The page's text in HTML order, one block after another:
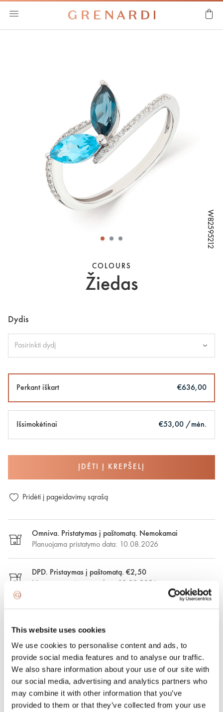
This website uses cookies
We use cookies to personalise content and ads, to
provide social media features and to analyse our traffic.
We also share information about your use of our site with
our social media, advertising and analytics partners who
may combine it with other information that you’ve
provided to them or that they’ve collected from your use
W82595212
W82595212
W82595212
W82595212
W82595212
COLOURS
Žiedas
Dydis
Pasirinkti dydį
Perkant iškart €636,00
Išsimokėtinai €53,00 /mėn.
ĮDĖTI Į KREPŠELĮ
Pridėti į pageidavimų sąrašą
Omniva. Pristatymas į paštomatą. Nemokamai
Planuojama pristatymo data: 10.08.2026
DPD. Pristaymas į paštomatą. €2,50
Numatoma pristatymo data: 10.08.2026
Greitasis pristatymas. €15.00
Greitasis pristatymas Vilniuje ir Vilniaus rajone per vieną
dieną. Pristatymas: 07.08.2026
100 % apdraustas ir saugus pristatymas